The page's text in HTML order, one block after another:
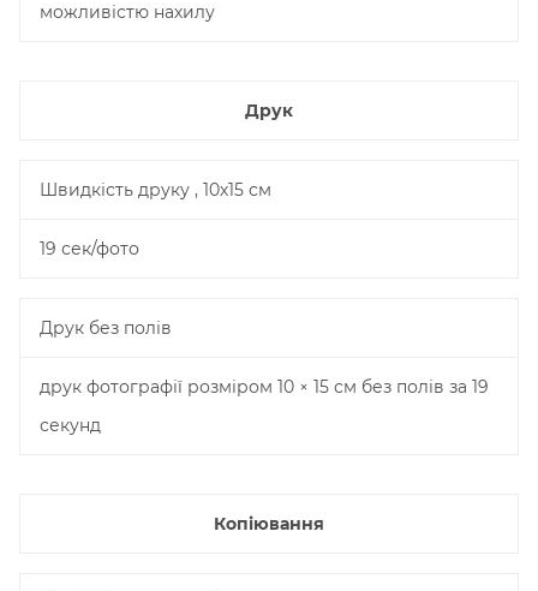
можливістю нахилу
Друк
Швидкість друку , 10х15 см
19 сек/фото
Друк без полів
друк фотографії розміром 10 × 15 см без полів за 19
секунд
Копіювання